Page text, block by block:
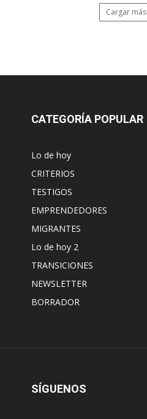
Cargar más
CATEGORÍA POPULAR
Lo de hoy
CRITERIOS
TESTIGOS
EMPRENDEDORES
MIGRANTES
Lo de hoy 2
TRANSICIONES
NEWSLETTER
BORRADOR
SÍGUENOS